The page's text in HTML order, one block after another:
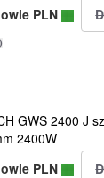
PLN
GWS 2400 J
2400W
PLN